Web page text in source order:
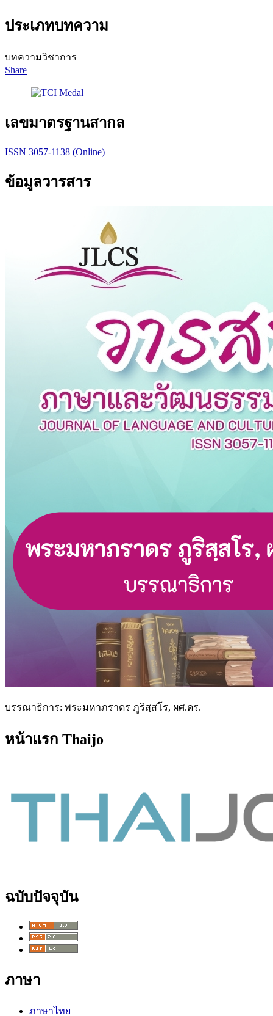
ประเภทบทความ
บทความวิชาการ
Share
เลขมาตรฐานสากล
ISSN 3057-1138 (Online)
ข้อมูลวารสาร
บรรณาธิการ: พระมหาภราดร ภูริสฺสโร, ผศ.ดร.
หน้าแรก Thaijo
ฉบับปัจจุบัน
ภาษา
ภาษาไทย